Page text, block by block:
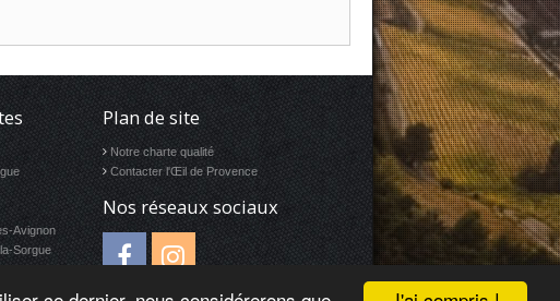
Avignon
Sorgue
Plan de site
Notre charte qualité
Contacter l'Œil de Provence
Nos réseaux sociaux